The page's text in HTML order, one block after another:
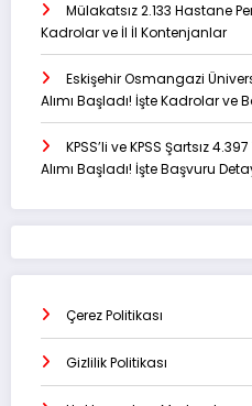
Mülakatsız 2.133 Hastane
Kadrolar ve İl İl Kontenjanlar
Eskişehir Osmangazi
Alımı Başladı! İşte Kadrolar ve
KPSS’li ve KPSS Şartsız
Alımı Başladı! İşte Başvuru
Çerez Politikası
Gizlilik Politikası